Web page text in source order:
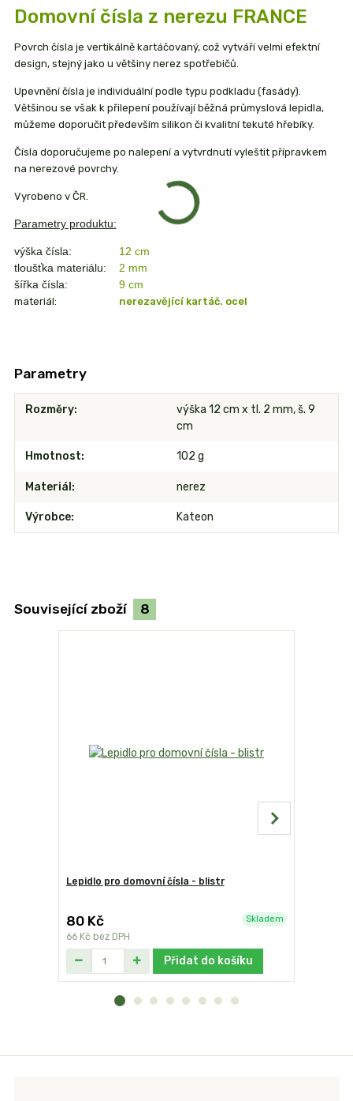
Domovní čísla z nerezu FRANCE
Povrch čísla je vertikálně kartáčovaný, což vytváří velmi efektní
design, stejný jako u většiny nerez spotřebičů.
Upevnění čísla je individuální podle typu podkladu (fasády).
Většinou se však k přilepení používají běžná průmyslová lepidla,
můžeme doporučit především silikon či kvalitní tekuté hřebíky.
Čísla doporučujeme po nalepení a vytvrdnutí vyleštit přípravkem
na nerezové povrchy.
Vyrobeno v ČR.
Parametry produktu:
výška čísla:
12 cm
tloušťka materiálu:
2 mm
šířka čísla:
9 cm
materiál: nerezavějící kartáč. ocel
Parametry
Rozměry
výška 12 cm x tl. 2 mm, š. 9
cm
Hmotnost 102 g
Materiál nerez
Výrobce Kateon
Související zboží 8
Lepidlo pro domovní čísla - blistr
80 Kč
66 Kč bez DPH
Skladem
Přidat do košíku